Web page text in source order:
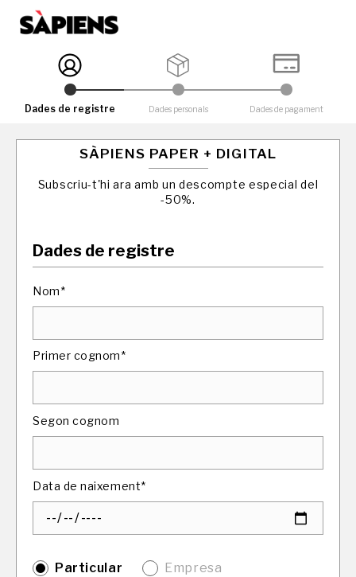
Dades de registre Dades personals Dades de pagament
SÀPIENS PAPER + DIGITAL
Subscriu-t'hi ara amb un descompte especial del
-50%.
Dades de registre
Nom*
Primer cognom*
Segon cognom
Data de naixement*
Particular Empresa